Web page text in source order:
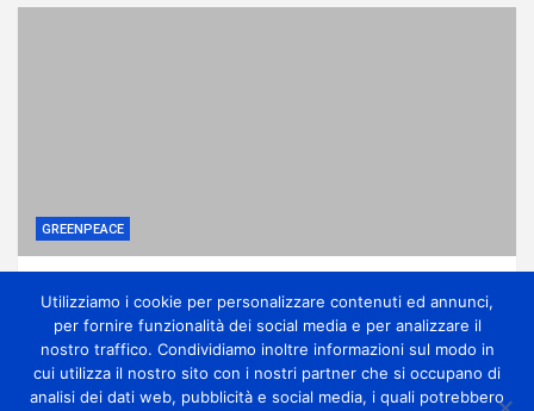
GREENPEACE
all’ennesima accelerazione senza dati certi
12 ore ago miometeo
Utilizziamo i cookie per personalizzare contenuti ed annunci,
per fornire funzionalità dei social media e per analizzare il
nostro traffico. Condividiamo inoltre informazioni sul modo in
cui utilizza il nostro sito con i nostri partner che si occupano di
analisi dei dati web, pubblicità e social media, i quali potrebbero